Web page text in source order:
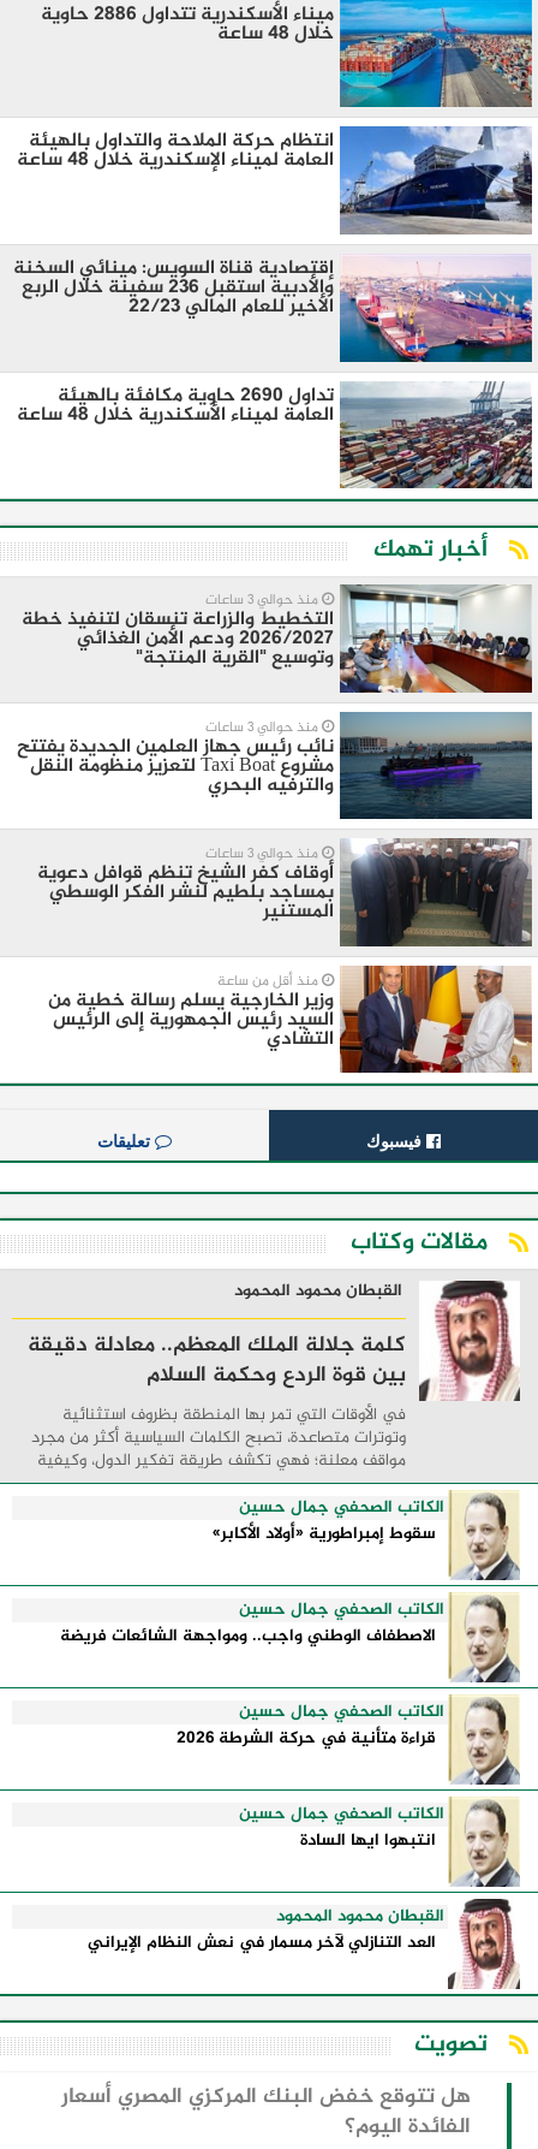
ميناء الأسكندرية تتداول 2886 حاوية
خلال 48 ساعة
انتظام حركة الملاحة والتداول بالهيئة
العامة لميناء الإسكندرية خلال 48 ساعة
إقتصادية قناة السويس: مينائي السخنة
والأدبية استقبل 236 سفينة خلال الربع
الأخير للعام المالي 22/23
تداول 2690 حاوية مكافئة بالهيئة
العامة لميناء الأسكندرية خلال 48 ساعة
أخبار تهمك
منذ حوالي 3 ساعات
التخطيط والزراعة تنسقان لتنفيذ خطة
2026/2027 ودعم الأمن الغذائي
وتوسيع "القرية المنتجة"
منذ حوالي 3 ساعات
نائب رئيس جهاز العلمين الجديدة يفتتح
مشروع Taxi Boat لتعزيز منظومة النقل
والترفيه البحري
منذ حوالي 3 ساعات
أوقاف كفر الشيخ تنظم قوافل دعوية
بمساجد بلطيم لنشر الفكر الوسطي
المستنير
منذ أقل من ساعة
وزير الخارجية يسلم رسالة خطية من
السيد رئيس الجمهورية إلى الرئيس
التشادي
فيسبوك تعليقات
مقالات وكتاب
القبطان محمود المحمود
كلمة جلالة الملك المعظم.. معادلة دقيقة
بين قوة الردع وحكمة السلام
في الأوقات التي تمر بها المنطقة بظروف استثنائية
وتوترات متصاعدة، تصبح الكلمات السياسية أكثر من مجرد
مواقف معلنة؛ فهي تكشف طريقة تفكير الدول، وكيفية
إدارتها للأزمات، والحدود التي تفصل بين القوة ...
الكاتب الصحفي جمال حسين
سقوط إمبراطورية «أولاد الأكابر»
الكاتب الصحفي جمال حسين
الاصطفاف الوطني واجب.. ومواجهة الشائعات فريضة
الكاتب الصحفي جمال حسين
قراءة متأنية في حركة الشرطة 2026
الكاتب الصحفي جمال حسين
انتبهوا ايها السادة
القبطان محمود المحمود
العد التنازلي لآخر مسمار في نعش النظام الإيراني
تصويت
هل تتوقع خفض البنك المركزي المصري أسعار
الفائدة اليوم؟